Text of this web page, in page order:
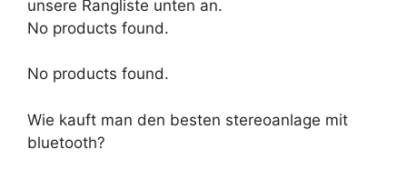
unsere Rangliste unten an.
No products found.
No products found.
Wie kauft man den besten stereoanlage mit
bluetooth?